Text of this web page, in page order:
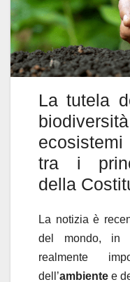
La tutela
tra i
della
La notizia è
del mondo, in
realmente
dell’ambiente e